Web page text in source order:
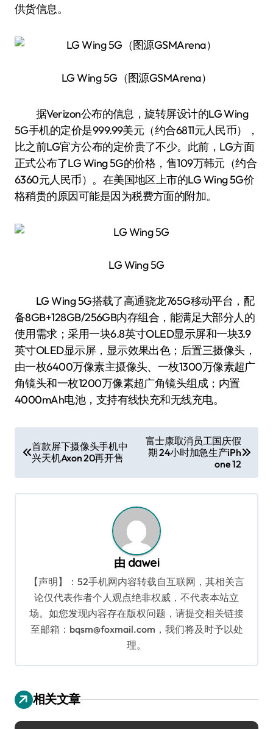
供货信息。
LG Wing 5G（图源GSMArena）
据Verizon公布的信息，旋转屏设计的LG Wing
5G手机的定价是999.99美元（约合6811元人民币），
比之前LG官方公布的定价贵了不少。此前，LG方面
正式公布了LG Wing 5G的价格，售109万韩元（约合
6360元人民币）。在美国地区上市的LG Wing 5G价
格稍贵的原因可能是因为税费方面的附加。
LG Wing 5G
LG Wing 5G搭载了高通骁龙765G移动平台，配
备8GB+128GB/256GB内存组合，能满足大部分人的
使用需求；采用一块6.8英寸OLED显示屏和一块3.9
英寸OLED显示屏，显示效果出色；后置三摄像头，
由一枚6400万像素主摄像头、一枚1300万像素超广
角镜头和一枚1200万像素超广角镜头组成；内置
4000mAh电池，支持有线快充和无线充电。
章
导
航
首款屏下摄像头手机中
兴天机Axon 20再开售
富士康取消员工国庆假
期 24小时加急生产iPh
one 12
由 dawei
【声明】：52手机网内容转载自互联网，其相关言
论仅代表作者个人观点绝非权威，不代表本站立
场。如您发现内容存在版权问题，请提交相关链接
至邮箱：bqsm@foxmail.com，我们将及时予以处
理。
相关文章